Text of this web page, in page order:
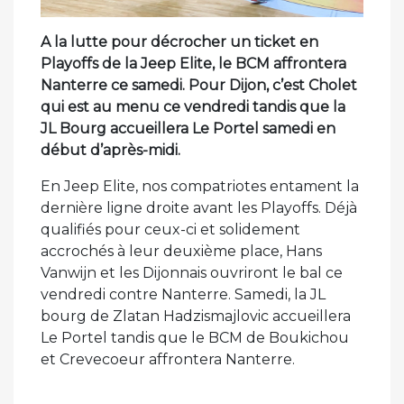
A la lutte pour décrocher un ticket en
Playoffs de la Jeep Elite, le BCM affrontera
Nanterre ce samedi. Pour Dijon, c’est Cholet
qui est au menu ce vendredi tandis que la
JL Bourg accueillera Le Portel samedi en
début d’après-midi.
En Jeep Elite, nos compatriotes entament la
dernière ligne droite avant les Playoffs. Déjà
qualifiés pour ceux-ci et solidement
accrochés à leur deuxième place, Hans
Vanwijn et les Dijonnais ouvriront le bal ce
vendredi contre Nanterre. Samedi, la JL
bourg de Zlatan Hadzismajlovic accueillera
Le Portel tandis que le BCM de Boukichou
et Crevecoeur affrontera Nanterre.